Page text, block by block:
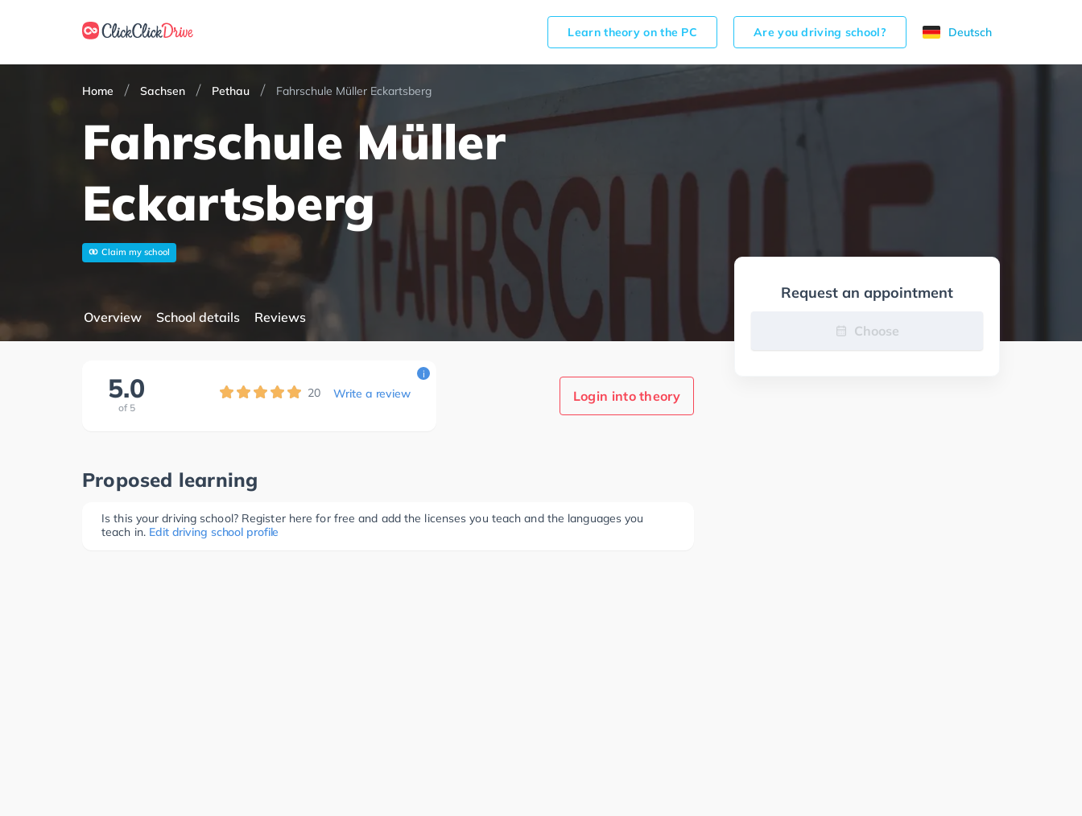
Learn theory on the PC Are you driving school? Deutsch
Home Sachsen Pethau Fahrschule Müller Eckartsberg
Fahrschule Müller
Eckartsberg
Claim my school
Overview School details Reviews
5.0
of 5
20 Write a review
i
Login into theory
Proposed learning
Is this your driving school? Register here for free and add the licenses you teach and the languages you
teach in. Edit driving school profile
Request an appointment
Choose